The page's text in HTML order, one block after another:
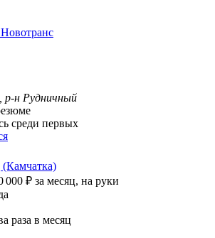
р-н Рудничный
среди первых
000 ₽ за месяц, на руки
раза в месяц